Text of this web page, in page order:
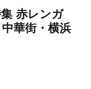
赤レンガ
華街・横浜